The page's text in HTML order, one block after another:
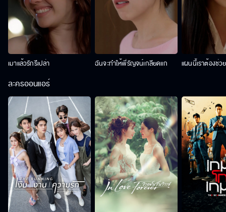
เมาแล้วรักรึเปล่า ฉันจะทำให้พี่รัญจน์เกลียดแก แผนนี้เราต้องช่ว
ละครออนแอร์